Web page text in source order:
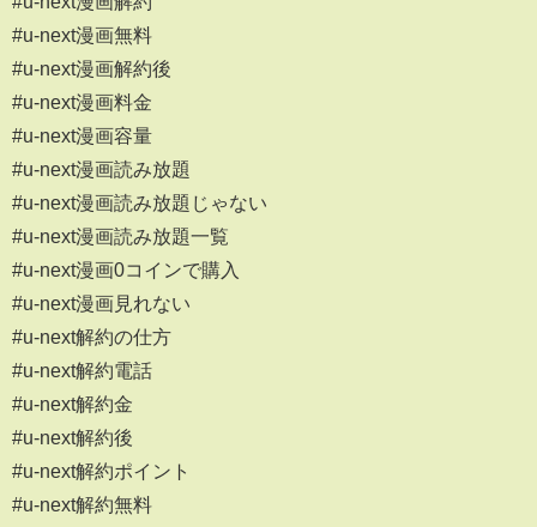
#u-next漫画無料
#u-next漫画解約後
#u-next漫画料金
#u-next漫画容量
#u-next漫画読み放題
#u-next漫画読み放題じゃない
#u-next漫画読み放題一覧
#u-next漫画0コインで購入
#u-next漫画見れない
#u-next解約の仕方
#u-next解約電話
#u-next解約金
#u-next解約後
#u-next解約ポイント
#u-next解約無料